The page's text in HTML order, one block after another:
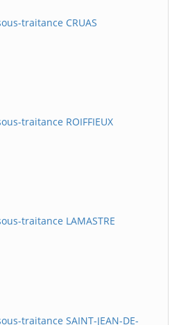
traitance CRUAS
traitance ROIFFIEUX
traitance LAMASTRE
traitance SAINT-JEAN-DE-